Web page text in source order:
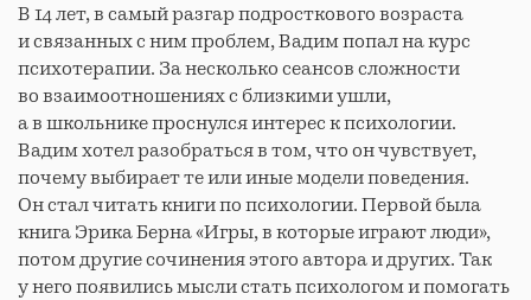
В 14 лет, в самый разгар подросткового возраста
и связанных с ним проблем, Вадим попал на курс
психотерапии. За несколько сеансов сложности
во взаимоотношениях с близкими ушли,
а в школьнике проснулся интерес к психологии.
Вадим хотел разобраться в том, что он чувствует,
почему выбирает те или иные модели поведения.
Он стал читать книги по психологии. Первой была
книга Эрика Берна «Игры, в которые играют люди»,
потом другие сочинения этого автора и других. Так
у него появились мысли стать психологом и помогать